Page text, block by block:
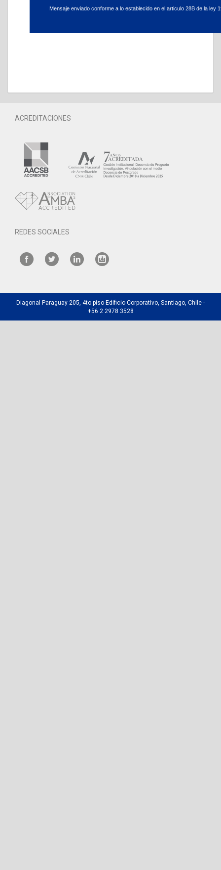
Mensaje enviado conforme a lo establecido en el articulo 28B de la
ACREDITACIONES
REDES SOCIALES
Diagonal Paraguay 205, 4to piso Edificio Corporativo, Santiago, Chile -
+56 2 2978 3528